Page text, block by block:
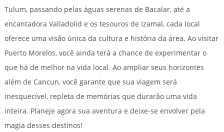
Tulum, passando pelas águas serenas de Bacalar, até a
encantadora Valladolid e os tesouros de Izamal, cada local
oferece uma visão única da cultura e história da área. Ao visitar
Puerto Morelos, você ainda terá a chance de experimentar o
que há de melhor na vida local. Ao ampliar seus horizontes
além de Cancun, você garante que sua viagem será
inesquecível, repleta de memórias que durarão uma vida
inteira. Planeje agora sua aventura e deixe-se envolver pela
magia desses destinos!